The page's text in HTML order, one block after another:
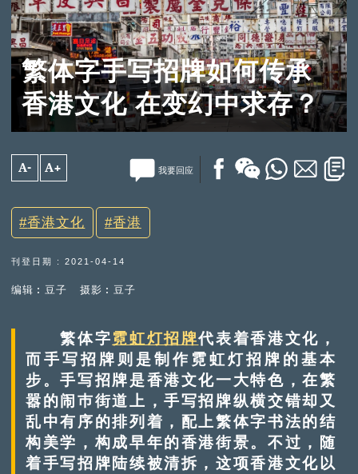
繁体字手写招牌如何传承
香港文化 在变幻中求存？
A- A+ 我要回应
香港文化 香港
刊登日期 : 2021-04-14
编辑︰豆子 摄影︰豆子
繁体字霓虹灯招牌代表着香港文化，
而手写招牌则是制作霓虹灯招牌的基本
步。手写招牌是香港文化一大特色，在繁
嚣的闹巿街道上，手写招牌纵横交错却又
乱中有序的排列着，配上繁体字书法的结
构美学，构成早年的香港街景。不过，随
着手写招牌陆续被清拆，这项香港文化以